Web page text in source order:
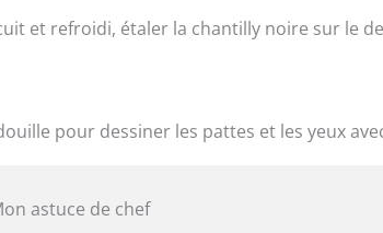
et refroidi, étaler la chantilly noire sur le
pour dessiner les pattes et les yeux
astuce de chef